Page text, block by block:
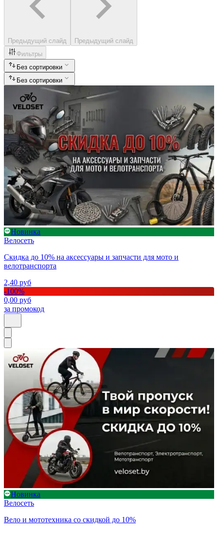
Предыдущий слайд
Предыдущий слайд
Фильтры
Без сортировки
Без сортировки
Новинка
Велосеть
Скидка до 10% на аксессуары и запчасти для мото и
велотранспорта
2,40 руб
-100%
0,00 руб
за промокод
Новинка
Велосеть
Вело и мототехника со скидкой до 10%